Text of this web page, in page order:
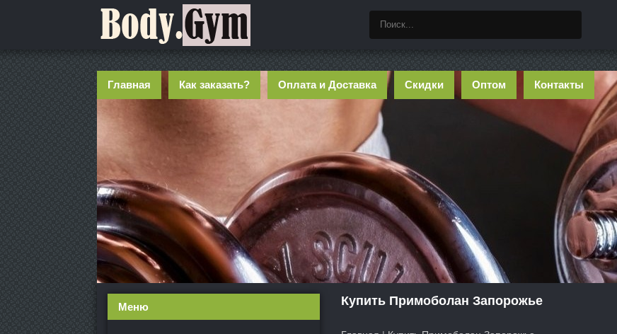
Главная Как заказать? Оплата и Доставка Скидки Оптом Контакты
Купить Примоболан Запорожье
Меню